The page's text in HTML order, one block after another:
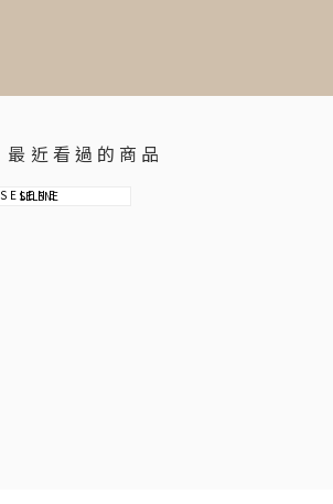
最近看過的商品
SELENE